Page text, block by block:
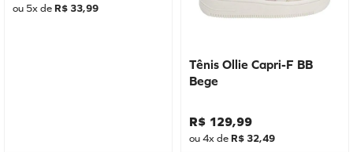
ou 5x de R$ 33,99
Tênis Ollie Capri-F BB
Bege
R$ 129,99
ou4x de R$ 32,49